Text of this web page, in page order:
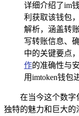
详细介绍了im
利获取该钱包
解析，涵盖转
写转账信息、
中的关键要点
作的准确性与
用imtoken钱包
在当今这个数字
独特的魅力和巨大的